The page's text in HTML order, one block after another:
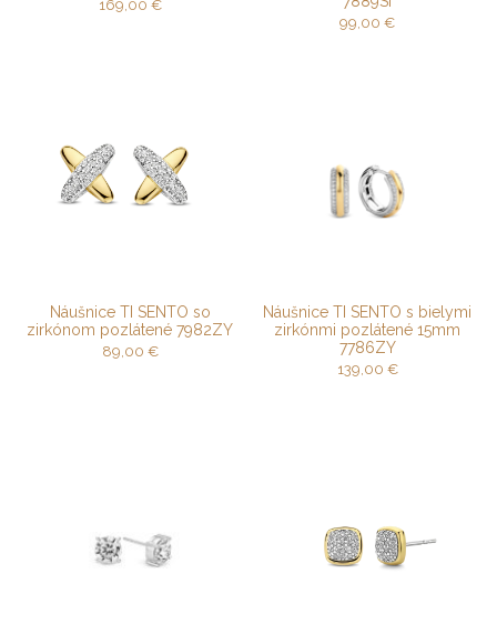
169,00 €
99,00 €
Náušnice TI SENTO so
zirkónom pozlátené 7982ZY
89,00 €
Náušnice TI SENTO s bielymi
zirkónmi pozlátené 15mm
7786ZY
139,00 €